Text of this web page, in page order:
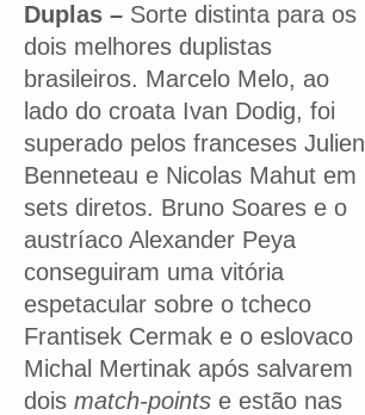
Duplas – Sorte distinta para os
dois melhores duplistas
brasileiros. Marcelo Melo, ao
lado do croata Ivan Dodig, foi
superado pelos franceses Julien
Benneteau e Nicolas Mahut em
sets diretos. Bruno Soares e o
austríaco Alexander Peya
conseguiram uma vitória
espetacular sobre o tcheco
Frantisek Cermak e o eslovaco
Michal Mertinak após salvarem
dois match-points e estão nas